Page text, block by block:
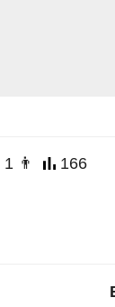
1 👨 166